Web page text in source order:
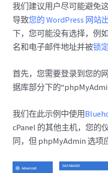
我们建议用户尽可能避免
导致您的 WordPress 网站
下，您可能没有选择，例
名和电子邮件地址并被锁
首先，您需要登录到您的
据库部分下的
我们在此示例中使用
cPanel 的其他主机，您的
同，但 phpMyAdmin 选项